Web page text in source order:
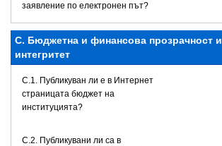
заявление по електронен път?
C. Бюджетна и финансова прозрачност и
интегритет
C.1. Публикуван ли е в Интернет
страницата бюджет на
институцията?
C.2. Публикувани ли са в